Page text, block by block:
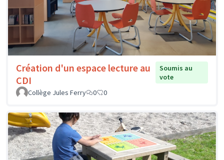
Création d'un espace lecture au
CDI
Soumis au
vote
Collège Jules Ferry
0 0